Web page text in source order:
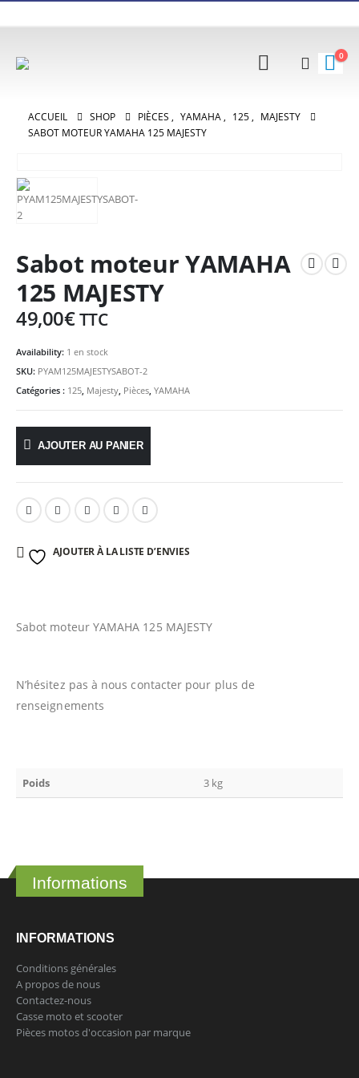
0
ACCUEIL SHOP PIÈCES , YAMAHA, 125, MAJESTY
SABOT MOTEUR YAMAHA 125 MAJESTY
Sabot moteur YAMAHA
125 MAJESTY
49,00€ TTC
Availability: 1 en stock
SKU: PYAM125MAJESTYSABOT-2
Catégories : 125, Majesty, Pièces, YAMAHA
AJOUTER AU PANIER
AJOUTER À LA LISTE D’ENVIES
Sabot moteur YAMAHA 125 MAJESTY
N’hésitez pas à nous contacter pour plus de
renseignements
Poids 3 kg
Informations
INFORMATIONS
Conditions générales
A propos de nous
Contactez-nous
Casse moto et scooter
Pièces motos d'occasion par marque